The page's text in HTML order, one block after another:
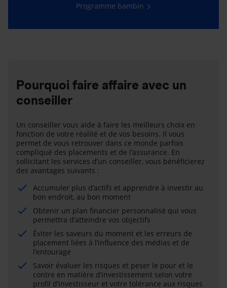
Programme bambin
Pourquoi faire affaire avec un
conseiller
Un conseiller vous aide à faire les meilleurs choix en
fonction de votre réalité et de vos besoins. Il vous
permet de vous retrouver dans ce monde parfois
compliqué des placements et de l’assurance. En
sollicitant les services d’un conseiller, vous bénéficierez
des avantages suivants :
Accumuler plus d’actifs et apprendre à investir au
bon endroit, au bon moment
Obtenir un plan financier personnalisé qui vous
permettra d’atteindre vos objectifs
Éviter les saveurs du moment et les erreurs de
placement liées à l’influence des médias et de
l’entourage
Savoir évaluer les risques et peser le pour et le
contre en matière d’investissement selon votre
profil d’investisseur et votre tolérance aux risques